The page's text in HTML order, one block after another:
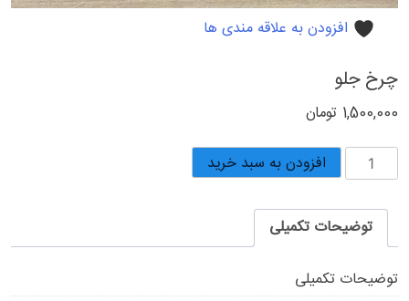
افزودن به علاقه مندی ها
چرخ جلو
1,500,000 تومان
چرخ
جلو
افزودن به سبد خرید
توضیحات تکمیلی
توضیحات تکمیلی